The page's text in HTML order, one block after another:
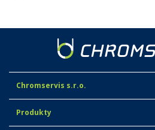
Chromservis s.r.o.
Produkty